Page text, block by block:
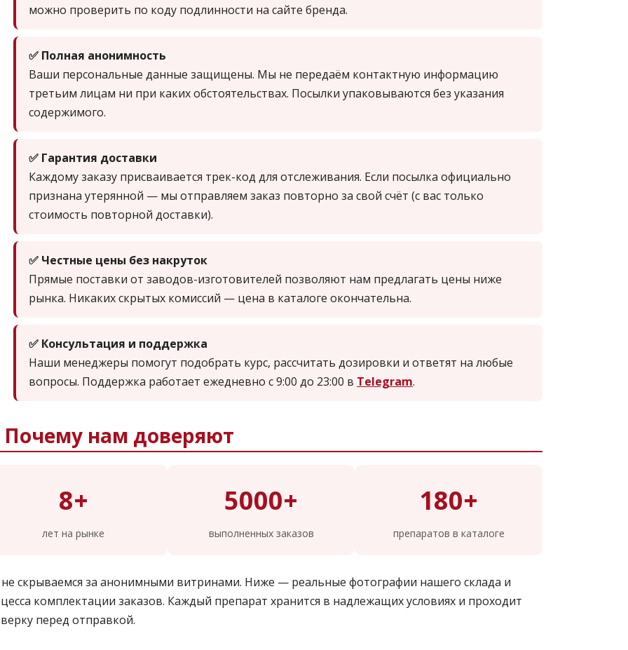
можно проверить по коду подлинности на сайте бренда.
✅ Полная анонимность
Ваши персональные данные защищены. Мы не передаём контактную информацию
третьим лицам ни при каких обстоятельствах. Посылки упаковываются без указания
содержимого.
✅ Гарантия доставки
Каждому заказу присваивается трек-код для отслеживания. Если посылка официально
признана утерянной — мы отправляем заказ повторно за свой счёт (с вас только
стоимость повторной доставки).
✅ Честные цены без накруток
Прямые поставки от заводов-изготовителей позволяют нам предлагать цены ниже
рынка. Никаких скрытых комиссий — цена в каталоге окончательна.
✅ Консультация и поддержка
Наши менеджеры помогут подобрать курс, рассчитать дозировки и ответят на любые
вопросы. Поддержка работает ежедневно с 9:00 до 23:00 в Telegram.
Почему нам доверяют
8+
лет на рынке
5000+
выполненных заказов
180+
препаратов в каталоге
скрываемся за анонимными витринами. Ниже — реальные фотографии нашего склада и
комплектации заказов. Каждый препарат хранится в надлежащих условиях и проходит
перед отправкой.